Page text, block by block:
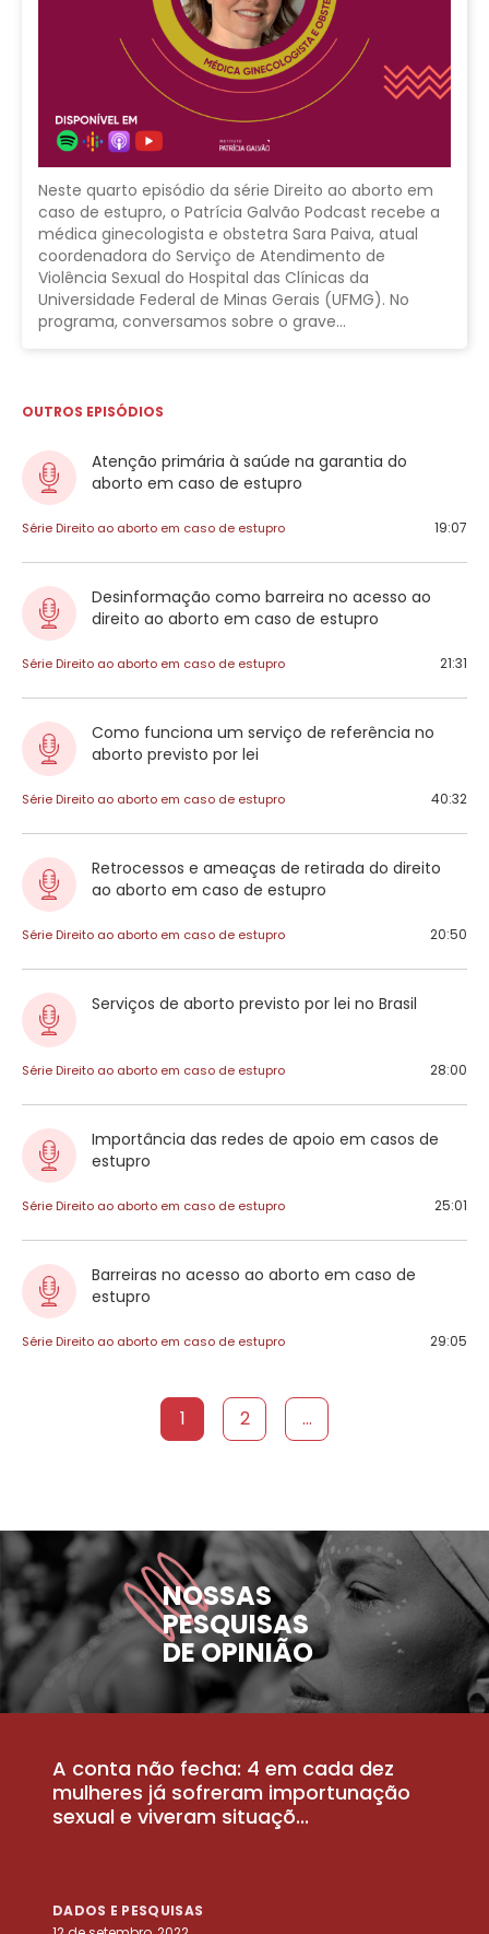
Neste quarto episódio da série Direito ao aborto em
caso de estupro, o Patrícia Galvão Podcast recebe a
médica ginecologista e obstetra Sara Paiva, atual
coordenadora do Serviço de Atendimento de
Violência Sexual do Hospital das Clínicas da
Universidade Federal de Minas Gerais (UFMG). No
programa, conversamos sobre o grave…
OUTROS EPISÓDIOS
Atenção primária à saúde na garantia do
aborto em caso de estupro
Série Direito ao aborto em caso de estupro 19:07
Desinformação como barreira no acesso ao
direito ao aborto em caso de estupro
Série Direito ao aborto em caso de estupro 21:31
Como funciona um serviço de referência no
aborto previsto por lei
Série Direito ao aborto em caso de estupro 40:32
Retrocessos e ameaças de retirada do direito
ao aborto em caso de estupro
Série Direito ao aborto em caso de estupro 20:50
Serviços de aborto previsto por lei no Brasil
Série Direito ao aborto em caso de estupro 28:00
Importância das redes de apoio em casos de
estupro
Série Direito ao aborto em caso de estupro 25:01
Barreiras no acesso ao aborto em caso de
estupro
Série Direito ao aborto em caso de estupro 29:05
1 2 ...
NOSSAS
PESQUISAS
DE OPINIÃO
A conta não fecha: 4 em cada dez
mulheres já sofreram importunação
sexual e viveram situaçõ...
DADOS E PESQUISAS